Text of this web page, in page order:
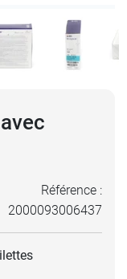
Référence :
2000093006437